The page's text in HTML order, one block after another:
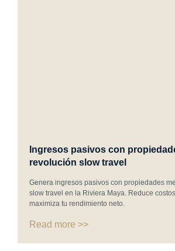
Ingresos pasivos con
revolución slow travel
Genera ingresos pasivos con propiedades
slow travel en la Riviera Maya. Reduce
maximiza tu rendimiento neto.
Read more >>